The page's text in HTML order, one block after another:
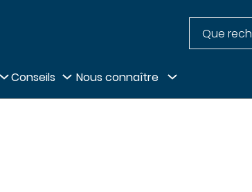
Conseils Nous connaître